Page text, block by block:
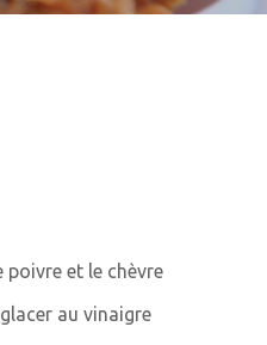
poivre et le chèvre
au vinaigre